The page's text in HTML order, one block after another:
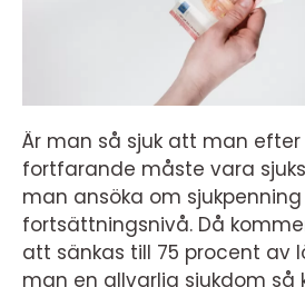
Är man så sjuk att man
fortfarande måste vara
man ansöka om
fortsättningsnivå. Då
att sänkas till 75 procent av
man en allvarlig sjukdom så